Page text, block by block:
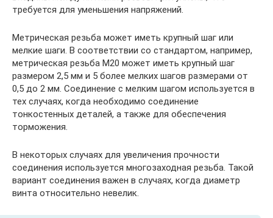
требуется для уменьшения напряжений.
Метрическая резьба может иметь крупный шаг или
мелкие шаги. В соответствии со стандартом, например,
метрическая резьба М20 может иметь крупный шаг
размером 2,5 мм и 5 более мелких шагов размерами от
0,5 до 2 мм. Соединение с мелким шагом используется в
тех случаях, когда необходимо соединение
тонкостенных деталей, а также для обеспечения
торможения.
В некоторых случаях для увеличения прочности
соединения используется многозаходная резьба. Такой
вариант соединения важен в случаях, когда диаметр
винта относительно невелик.